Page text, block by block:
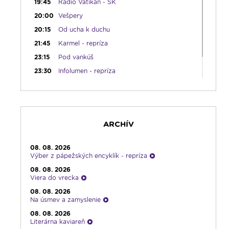
19:45
Rádio Vatikán - SK
20:00
Vešpery
20:15
Od ucha k duchu
21:45
Karmel - repríza
23:15
Pod vankúš
23:30
Infolumen - repríza
ARCHÍV
08. 08. 2026
Výber z pápežských encyklík - repríza
08. 08. 2026
Viera do vrecka
08. 08. 2026
Na úsmev a zamyslenie
08. 08. 2026
Literárna kaviareň